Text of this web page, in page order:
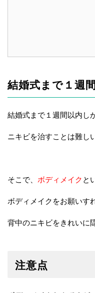
結婚式まで１週
結婚式まで１週間以内し
ニキビを治すことは難し
そこで、 ボディメイク と
ボディメイクをお願いす
背中のニキビをきれいに
注意点